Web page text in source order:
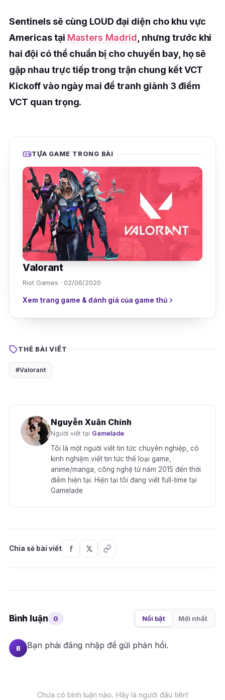
Sentinels sẽ cùng LOUD đại diện cho khu vực
Americas tại Masters Madrid , nhưng trước khi
hai đội có thể chuẩn bị cho chuyến bay, họ sẽ
gặp nhau trực tiếp trong trận chung kết VCT
Kickoff vào ngày mai để tranh giành 3 điểm
VCT quan trọng.
TỰA GAME TRONG BÀI
Valorant
Riot Games · 02/06/2020
Xem trang game & đánh giá của game thủ
THẺ BÀI VIẾT
#Valorant
Nguyễn Xuân Chính
Người viết tại Gamelade
Tôi là một người viết tin tức chuyên nghiệp, có
kinh nghiệm viết tin tức thể loại game,
anime/manga, công nghệ từ năm 2015 đến thời
điểm hiện tại. Hiện tại tôi đang viết full-time tại
Gamelade
Chia sẻ bài viết
Bình luận 0 Nổi bật Mới nhất
B Bạn phải đăng nhập để gửi phản hồi.
Chưa có bình luận nào. Hãy là người đầu tiên!